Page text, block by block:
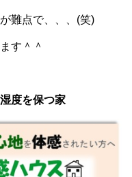
難点で、、、(笑)
す＾＾
度を保つ家